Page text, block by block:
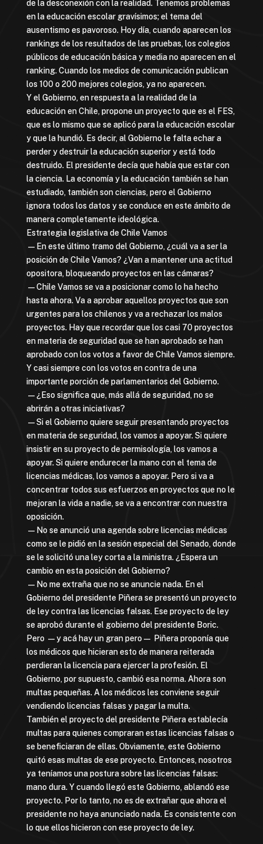
de la desconexión con la realidad. Tenemos problemas
en la educación escolar gravísimos; el tema del
ausentismo es pavoroso. Hoy día, cuando aparecen los
rankings de los resultados de las pruebas, los colegios
públicos de educación básica y media no aparecen en el
ranking. Cuando los medios de comunicación publican
los 100 o 200 mejores colegios, ya no aparecen.
Y el Gobierno, en respuesta a la realidad de la
educación en Chile, propone un proyecto que es el FES,
que es lo mismo que se aplicó para la educación escolar
y que la hundió. Es decir, al Gobierno le falta echar a
perder y destruir la educación superior y está todo
destruido. El presidente decía que había que estar con
la ciencia. La economía y la educación también se han
estudiado, también son ciencias, pero el Gobierno
ignora todos los datos y se conduce en este ámbito de
manera completamente ideológica.
Estrategia legislativa de Chile Vamos
—En este último tramo del Gobierno, ¿cuál va a ser la
posición de Chile Vamos? ¿Van a mantener una actitud
opositora, bloqueando proyectos en las cámaras?
—Chile Vamos se va a posicionar como lo ha hecho
hasta ahora. Va a aprobar aquellos proyectos que son
urgentes para los chilenos y va a rechazar los malos
proyectos. Hay que recordar que los casi 70 proyectos
en materia de seguridad que se han aprobado se han
aprobado con los votos a favor de Chile Vamos siempre.
Y casi siempre con los votos en contra de una
importante porción de parlamentarios del Gobierno.
—¿Eso significa que, más allá de seguridad, no se
abrirán a otras iniciativas?
—Si el Gobierno quiere seguir presentando proyectos
en materia de seguridad, los vamos a apoyar. Si quiere
insistir en su proyecto de permisología, los vamos a
apoyar. Si quiere endurecer la mano con el tema de
licencias médicas, los vamos a apoyar. Pero si va a
concentrar todos sus esfuerzos en proyectos que no le
mejoran la vida a nadie, se va a encontrar con nuestra
oposición.
—No se anunció una agenda sobre licencias médicas
como se le pidió en la sesión especial del Senado, donde
se le solicitó una ley corta a la ministra. ¿Espera un
cambio en esta posición del Gobierno?
—No me extraña que no se anuncie nada. En el
Gobierno del presidente Piñera se presentó un proyecto
de ley contra las licencias falsas. Ese proyecto de ley
se aprobó durante el gobierno del presidente Boric.
Pero —y acá hay un gran pero— Piñera proponía que
los médicos que hicieran esto de manera reiterada
perdieran la licencia para ejercer la profesión. El
Gobierno, por supuesto, cambió esa norma. Ahora son
multas pequeñas. A los médicos les conviene seguir
vendiendo licencias falsas y pagar la multa.
También el proyecto del presidente Piñera establecía
multas para quienes compraran estas licencias falsas o
se beneficiaran de ellas. Obviamente, este Gobierno
quitó esas multas de ese proyecto. Entonces, nosotros
ya teníamos una postura sobre las licencias falsas:
mano dura. Y cuando llegó este Gobierno, ablandó ese
proyecto. Por lo tanto, no es de extrañar que ahora el
presidente no haya anunciado nada. Es consistente con
lo que ellos hicieron con ese proyecto de ley.